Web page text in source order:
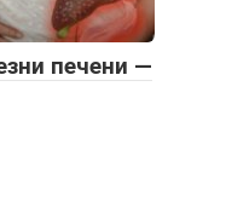
печени —